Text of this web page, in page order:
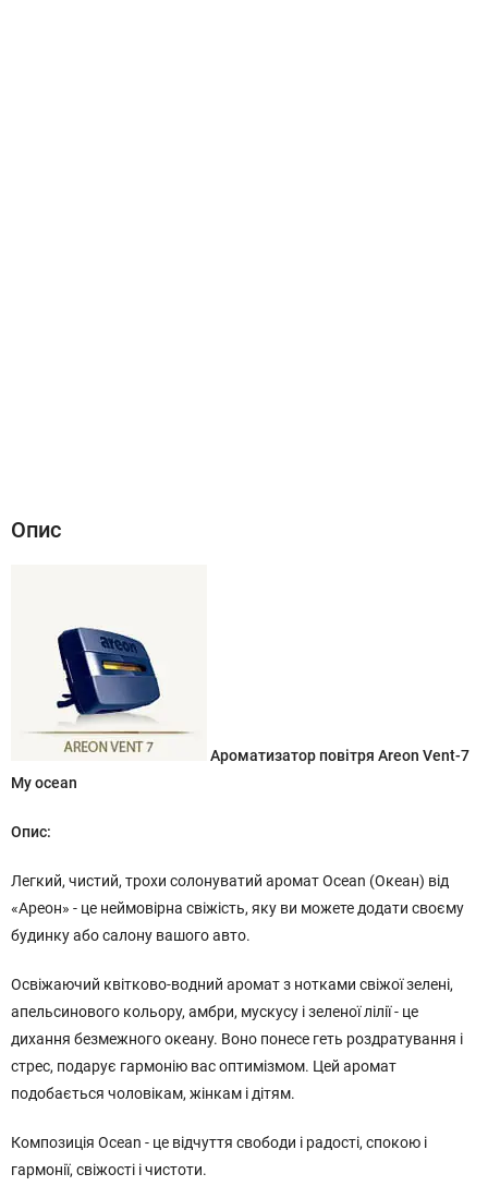
Опис
Ароматизатор повітря Areon Vent-7
My ocean
Опис:
Легкий, чистий, трохи солонуватий аромат Ocean (Океан) від
«Ареон» - це неймовірна свіжість, яку ви можете додати своєму
будинку або салону вашого авто.
Освіжаючий квітково-водний аромат з нотками свіжої зелені,
апельсинового кольору, амбри, мускусу і зеленої лілії - це
дихання безмежного океану. Воно понесе геть роздратування і
стрес, подарує гармонію вас оптимізмом. Цей аромат
подобається чоловікам, жінкам і дітям.
Композиція Ocean - це відчуття свободи і радості, спокою і
гармонії, свіжості і чистоти.